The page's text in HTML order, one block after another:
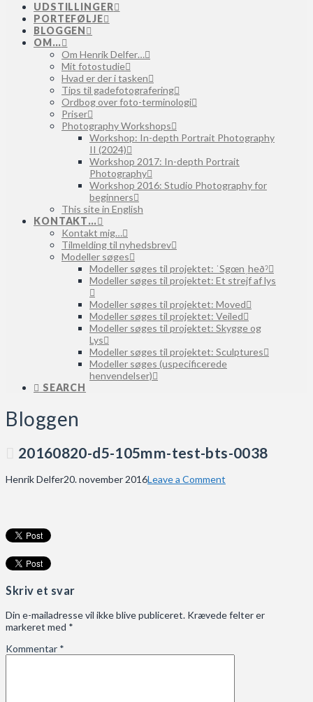
UDSTILLINGER
PORTEFØLJE
BLOGGEN
OM…
Om Henrik Delfer…
Mit fotostudie
Hvad er der i tasken
Tips til gadefotografering
Ordbog over foto-terminologi
Priser
Photography Workshops
Workshop: In-depth Portrait Photography
II (2024)
Workshop 2017: In-depth Portrait
Photography
Workshop 2016: Studio Photography for
beginners
This site in English
KONTAKT…
Kontakt mig…
Tilmelding til nyhedsbrev
Modeller søges
Modeller søges til projektet: ˈSgœnˌheðˀ
Modeller søges til projektet: Et strejf af lys
Modeller søges til projektet: Moved
Modeller søges til projektet: Veiled
Modeller søges til projektet: Skygge og
Lys
Modeller søges til projektet: Sculptures
Modeller søges (uspecificerede
henvendelser)
SEARCH
Bloggen
20160820-d5-105mm-test-bts-0038
Henrik Delfer20. november 2016Leave a Comment
Skriv et svar
Din e-mailadresse vil ikke blive publiceret. Krævede felter er
markeret med *
Kommentar *